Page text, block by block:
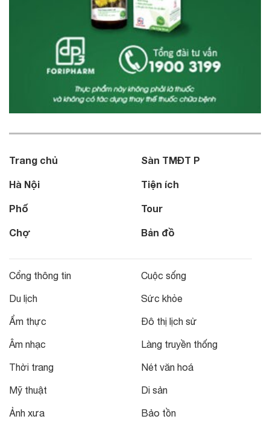
Trang chủ
Hà Nội
Phố
Chợ
Sàn TMĐT P
Tiện ích
Tour
Bản đồ
Cổng thông tin
Du lịch
Ẩm thực
Âm nhạc
Thời trang
Mỹ thuật
Ảnh xưa
Cuộc sống
Sức khỏe
Đô thị lịch sử
Làng truyền thống
Nét văn hoá
Di sản
Bảo tồn